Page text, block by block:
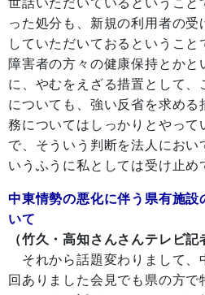
った処分も、新規の利用者の受
していただいておるということ
障害者の方々の健康保持とかと
に、やむをえざる措置として、
についても、強い反省を求め
務についてはしっかりとやって
で、そういう判断を法人におい
いうふうに私としては受け止め
中東情勢の悪化に伴う県有施設
いて
（竹久・高知さんさんテレビ記
それから話題変わりまして、
回ありました会見でも県の方で